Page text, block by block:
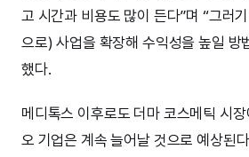
고 시간과 비용도 많이 든다”며 “그러
으로) 사업을 확장해 수익성을 높일 방
했다.
메디톡스 이후로도 더마 코스메틱 시장
오 기업은 계속 늘어날 것으로 예상된